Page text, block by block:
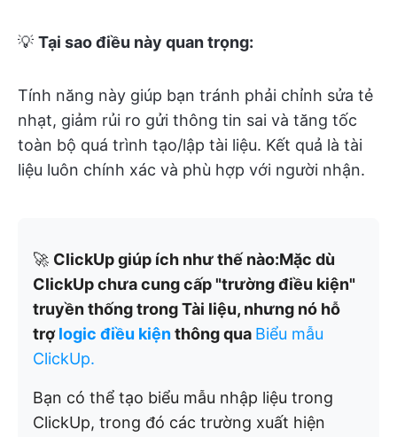
💡 Tại sao điều này quan trọng:
Tính năng này giúp bạn tránh phải chỉnh sửa tẻ
nhạt, giảm rủi ro gửi thông tin sai và tăng tốc
toàn bộ quá trình tạo/lập tài liệu. Kết quả là tài
liệu luôn chính xác và phù hợp với người nhận.
🚀 ClickUp giúp ích như thế nào:Mặc dù
ClickUp chưa cung cấp "trường điều kiện"
truyền thống trong Tài liệu, nhưng nó hỗ
trợlogic điều kiệnthông qua Biểu mẫu
ClickUp.
Bạn có thể tạo biểu mẫu nhập liệu trong
ClickUp, trong đó các trường xuất hiện